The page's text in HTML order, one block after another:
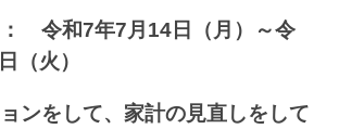
令和7年7月14日（月）～令
（火）
ンをして、家計の見直しをして